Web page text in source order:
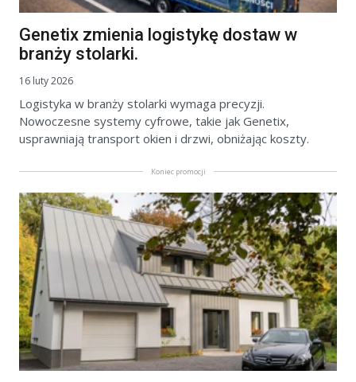
Genetix zmienia logistykę dostaw w
branży stolarki.
16 luty 2026
Logistyka w branży stolarki wymaga precyzji.
Nowoczesne systemy cyfrowe, takie jak Genetix,
usprawniają transport okien i drzwi, obniżając koszty.
Koniec promocji